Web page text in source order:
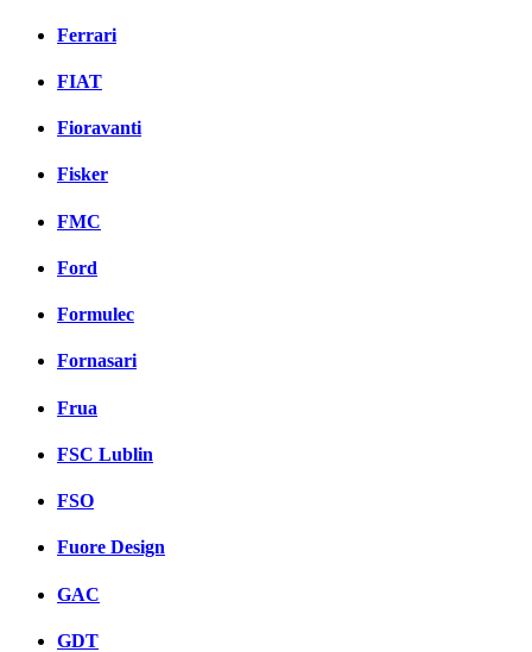
Ferrari
FIAT
Fioravanti
Fisker
FMC
Ford
Formulec
Fornasari
Frua
FSC Lublin
FSO
Fuore Design
GAC
GDT